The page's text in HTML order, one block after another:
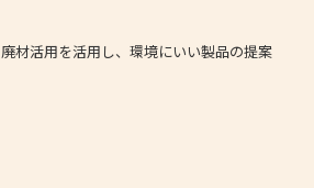
材活用を活用し、環境にいい製品の提案